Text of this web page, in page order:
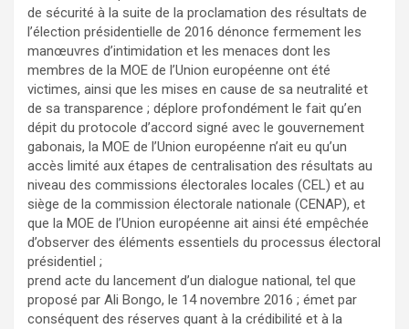
de sécurité à la suite de la proclamation des résultats de
l’élection présidentielle de 2016 dénonce fermement les
manœuvres d’intimidation et les menaces dont les
membres de la MOE de l’Union européenne ont été
victimes, ainsi que les mises en cause de sa neutralité et
de sa transparence ; déplore profondément le fait qu’en
dépit du protocole d’accord signé avec le gouvernement
gabonais, la MOE de l’Union européenne n’ait eu qu’un
accès limité aux étapes de centralisation des résultats au
niveau des commissions électorales locales (CEL) et au
siège de la commission électorale nationale (CENAP), et
que la MOE de l’Union européenne ait ainsi été empêchée
d’observer des éléments essentiels du processus électoral
présidentiel ;
prend acte du lancement d’un dialogue national, tel que
proposé par Ali Bongo, le 14 novembre 2016 ; émet par
conséquent des réserves quant à la crédibilité et à la